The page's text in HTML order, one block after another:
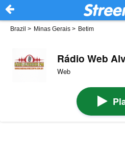
Brazil > Minas Gerais > Betim
Rádio Web
Web